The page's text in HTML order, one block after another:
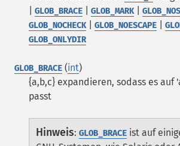
GLOB_BRACE GLOB_MARK|
GLOB_NOCHECK| GLOB_NOESCAPE
GLOB_ONLYDIR
GLOB_BRACE (int)
{a,b,c} expandieren, sodass es auf
passt
Hinweis: GLOB_BRACE ist auf